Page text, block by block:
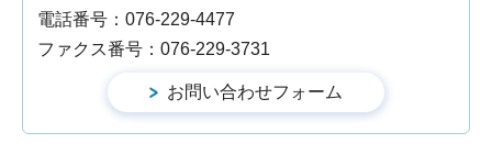
電話番号：076-229-4477
ファクス番号：076-229-3731